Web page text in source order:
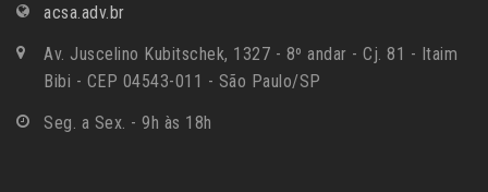
acsa.adv.br
Av. Juscelino Kubitschek, 1327 - 8º andar - Cj. 81 - Itaim
Bibi - CEP 04543-011 - São Paulo/SP
Seg. a Sex. - 9h às 18h